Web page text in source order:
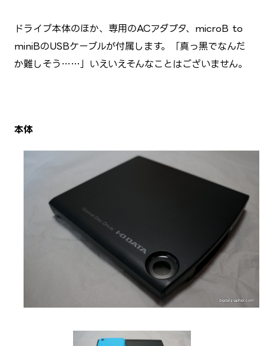
ドライブ本体のほか、専用のACアダプタ、microB to
miniBのUSBケーブルが付属します。「真っ黒でなんだ
か難しそう……」いえいえそんなことはございません。
本体